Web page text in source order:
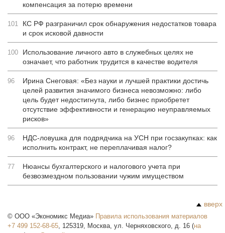
компенсация за потерю времени
101
КС РФ разграничил срок обнаружения недостатков товара
и срок исковой давности
100
Использование личного авто в служебных целях не
означает, что работник трудится в качестве водителя
96
Ирина Снеговая: «Без науки и лучшей практики достичь
целей развития значимого бизнеса невозможно: либо
цель будет недостигнута, либо бизнес приобретет
отсутствие эффективности и генерацию неуправляемых
рисков»
96
НДС-ловушка для подрядчика на УСН при госзакупках: как
исполнить контракт, не переплачивая налог?
77
Нюансы бухгалтерского и налогового учета при
безвозмездном пользовании чужим имуществом
вверх
© ООО «Экономикс Медиа» Правила использования материалов
+7 499 152-68-65, 125319, Москва, ул. Черняховского, д. 16 (на